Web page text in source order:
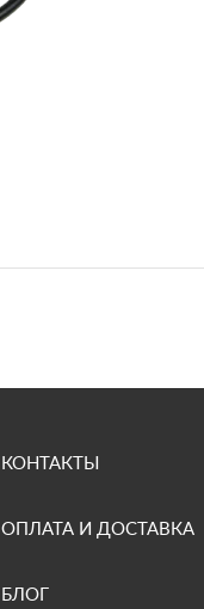
КОНТАКТЫ
ОПЛАТА И ДОСТАВКА
БЛОГ